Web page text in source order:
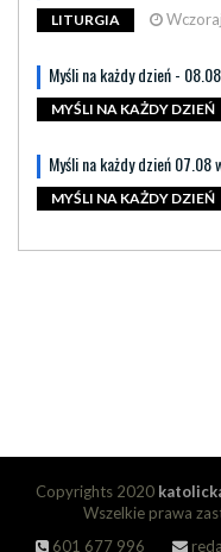
LITURGIA
Myśli na każdy dzień -
MYŚLI NA KAŻDY DZIEŃ
Myśli na każdy dzień 07.08
MYŚLI NA KAŻDY DZIEŃ
Copyrights 2020
Wszelkie prawa
601 677 996